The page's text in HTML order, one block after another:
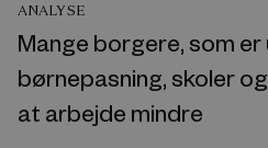
ANALYSE
Mange borgere, som
børnepasning, skoler
at arbejde mindre